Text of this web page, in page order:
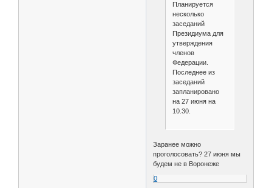
Планируется
несколько
заседаний
Президиума для
утверждения
членов
Федерации.
Последнее из
заседаний
запланировано
на 27 июня на
10.30.
Заранее можно
проголосовать? 27 июня мы
будем не в Воронеже
0